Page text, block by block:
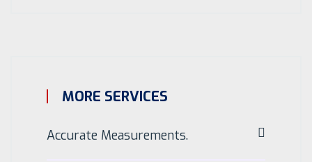
MORE SERVICES
Accurate Measurements.